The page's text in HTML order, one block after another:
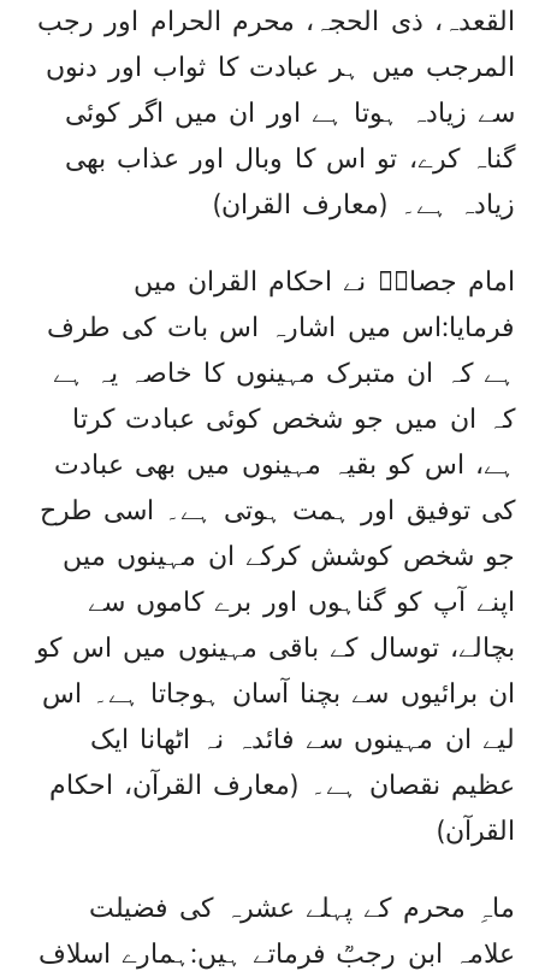
القعدہ، ذی الحجہ، محرم الحرام اور رجب
المرجب میں ہر عبادت کا ثواب اور دنوں
سے زیادہ ہوتا ہے اور ان میں اگر کوئی
گناہ کرے، تو اس کا وبال اور عذاب بھی
زیادہ ہے۔ (معارف القران)
امام جصاصؒ نے احکام القران میں
فرمایا:اس میں اشارہ اس بات کی طرف
ہے کہ ان متبرک مہینوں کا خاصہ یہ ہے
کہ ان میں جو شخص کوئی عبادت کرتا
ہے، اس کو بقیہ مہینوں میں بھی عبادت
کی توفیق اور ہمت ہوتی ہے۔ اسی طرح
جو شخص کوشش کرکے ان مہینوں میں
اپنے آپ کو گناہوں اور برے کاموں سے
بچالے، توسال کے باقی مہینوں میں اس کو
ان برائیوں سے بچنا آسان ہوجاتا ہے۔ اس
لیے ان مہینوں سے فائدہ نہ اٹھانا ایک
عظیم نقصان ہے۔ (معارف القرآن، احکام
القرآن)
ماہِ محرم کے پہلے عشرہ کی فضیلت
علامہ ابن رجبؒ فرماتے ہیں:ہمارے اسلاف